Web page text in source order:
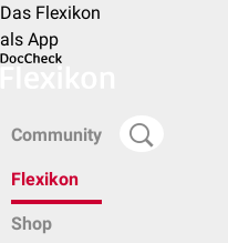
Das Flexikon
als App
Community
Flexikon
Shop